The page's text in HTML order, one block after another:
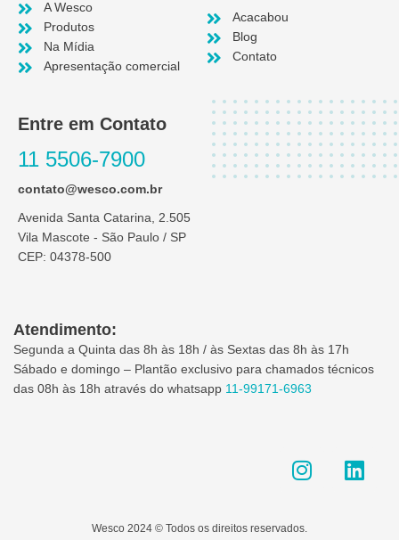
A Wesco
Produtos
Na Mídia
Apresentação comercial
Acacabou
Blog
Contato
Entre em Contato
11 5506-7900
contato@wesco.com.br
Avenida Santa Catarina, 2.505
Vila Mascote - São Paulo / SP
CEP: 04378-500
Atendimento:
Segunda a Quinta das 8h às 18h / às Sextas das 8h às 17h
Sábado e domingo – Plantão exclusivo para chamados técnicos
das 08h às 18h através do whatsapp 11-99171-6963
n i
Wesco 2024 © Todos os direitos reservados.